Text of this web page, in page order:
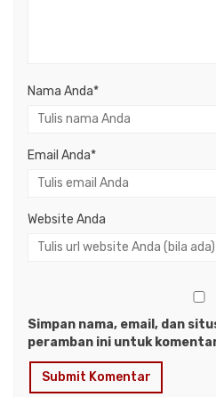
Nama Anda*
Email Anda*
Website Anda
Simpan nama, email, dan
peramban ini untuk